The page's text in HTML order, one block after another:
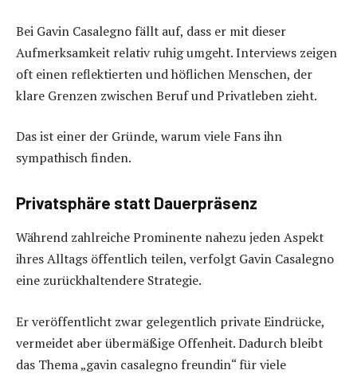
Bei Gavin Casalegno fällt auf, dass er mit dieser
Aufmerksamkeit relativ ruhig umgeht. Interviews zeigen
oft einen reflektierten und höflichen Menschen, der
klare Grenzen zwischen Beruf und Privatleben zieht.
Das ist einer der Gründe, warum viele Fans ihn
sympathisch finden.
Privatsphäre statt Dauerpräsenz
Während zahlreiche Prominente nahezu jeden Aspekt
ihres Alltags öffentlich teilen, verfolgt Gavin Casalegno
eine zurückhaltendere Strategie.
Er veröffentlicht zwar gelegentlich private Eindrücke,
vermeidet aber übermäßige Offenheit. Dadurch bleibt
das Thema „gavin casalegno freundin“ für viele